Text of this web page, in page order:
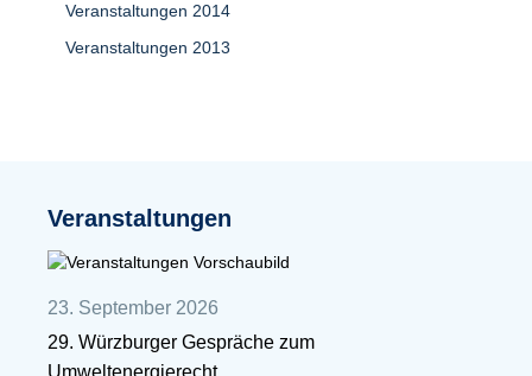
Veranstaltungen 2014
Veranstaltungen 2013
Veranstaltungen
23. September 2026
29. Würzburger Gespräche zum
Umweltenergierecht